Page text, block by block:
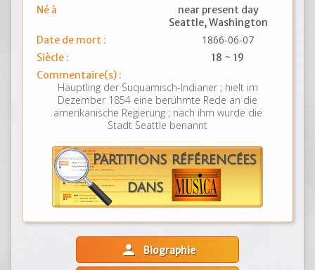
Né à
near present day
Seattle, Washington
Date de mort :
1866-06-07
Siècle :
18 ~ 19
Commentaire(s) :
Häuptling der Suquamisch-Indianer ; hielt im
Dezember 1854 eine berühmte Rede an die
amerikanische Regierung ; nach ihm wurde die
Stadt Seattle benannt
person Biographie